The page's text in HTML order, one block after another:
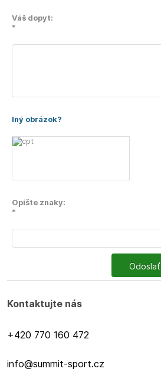
Váš dopyt:
*
Iný obrázok?
Opište znaky:
*
Odoslať
Kontaktujte nás
+420 770 160 472
info@summit-sport.cz